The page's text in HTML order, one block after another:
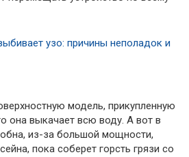
узо: причины неполадок и
модель, прикупленную
она выкачает всю воду. А вот в
из-за большой мощности,
пока соберет горсть грязи со